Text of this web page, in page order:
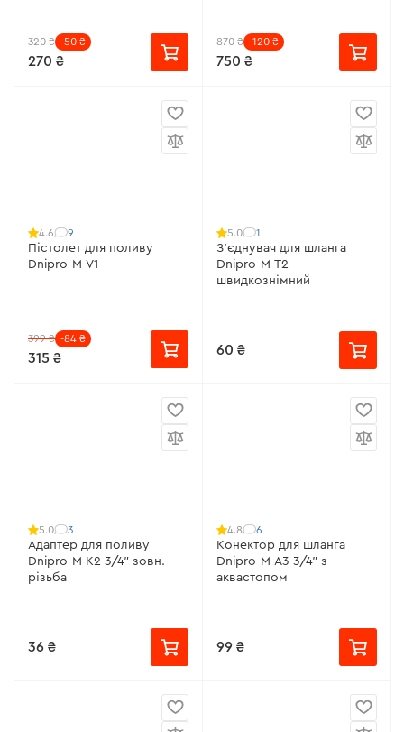
320 ₴ -50 ₴
270 ₴
870 ₴ -120 ₴
750 ₴
4.6 9
Пістолет для поливу
Dnipro-M V1
399 ₴ -84 ₴
315 ₴
5.0 1
З'єднувач для шланга
Dnipro-M Т2
швидкознімний
60 ₴
5.0 3
Адаптер для поливу
Dnipro-M К2 3/4" зовн.
різьба
36 ₴
4.8 6
Конектор для шланга
Dnipro-M A3 3/4" з
аквастопом
99 ₴